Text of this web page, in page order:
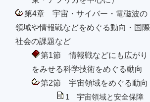
第4章 宇宙・サイバー・電磁波の
領域や情報戦などをめぐる動向・国際
社会の課題など
第1節 情報戦などにも広がり
をみせる科学技術をめぐる動向
第2節 宇宙領域をめぐる動向
1 宇宙領域と安全保障